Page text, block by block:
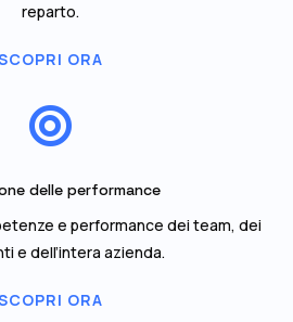
reparto.
ORA

delle performance
e performance dei team, dei
e dell’intera azienda.
ORA